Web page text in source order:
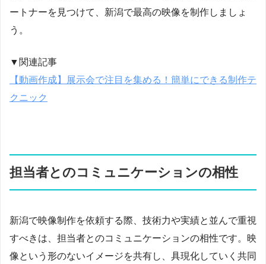
ートナーを見つけて、新潟で最高の映像を制作しましょ
う。
▼関連記事
【動画作成】展示会で注目を集める！簡単にできる制作テ
クニック
担当者とのコミュニケーションの相性
新潟で映像制作を依頼する際、技術力や実績と並んで重視
すべきは、担当者とのコミュニケーションの相性です。映
像という形のないイメージを共有し、具現化していく共同